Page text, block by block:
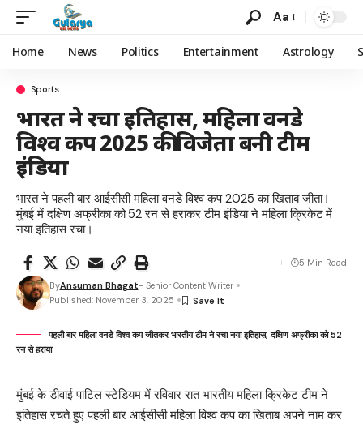
Aa
Home News Politics Entertainment Astrology
Sports
भारत ने रचा इतिहास, महिला वनडे
विश्व कप 2025 की विजेता बनी टीम
इंडिया
भारत ने पहली बार आईसीसी महिला वनडे विश्व कप 2025 का खिताब जीता।
मुंबई में दक्षिण अफ्रीका को 52 रन से हराकर टीम इंडिया ने महिला क्रिकेट में
नया इतिहास रचा।
ByAnsuman Bhagat- Senior Content Writer
Published: November 3, 2025
5 Min Read
पहली बार महिला वनडे विश्व कप जीतकर भारतीय टीम ने रचा नया इतिहास, दक्षिण अफ्रीका को 52
रन से हराया
मुंबई के डीवाई पाटिल स्टेडियम में रविवार रात भारतीय महिला क्रिकेट टीम ने
इतिहास रचते हुए पहली बार आईसीसी महिला विश्व कप का खिताब अपने नाम कर